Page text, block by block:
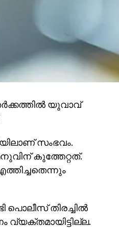
യുവാവ്
സംഭവം.
കുത്തേറ്റത്.
പൊലീസ് തിരച്ചില്‍
വ്യക്തമായിട്ടില്ല.